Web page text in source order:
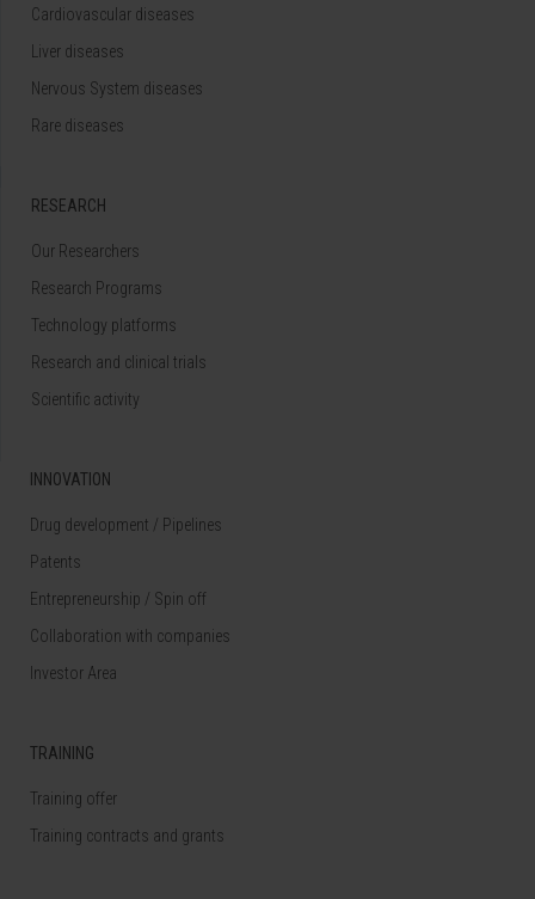
Cardiovascular diseases
Liver diseases
Nervous System diseases
Rare diseases
RESEARCH
Our Researchers
Research Programs
Technology platforms
Research and clinical trials
Scientific activity
INNOVATION
Drug development / Pipelines
Patents
Entrepreneurship / Spin off
Collaboration with companies
Investor Area
TRAINING
Training offer
Training contracts and grants